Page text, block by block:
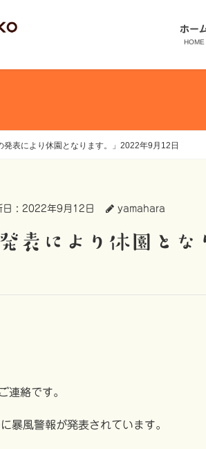
ホー
HOME
発表により休園となります。」2022年9月12日
日 : 2022年9月12日 yamahara
連絡です。
暴風警報が発表されています。